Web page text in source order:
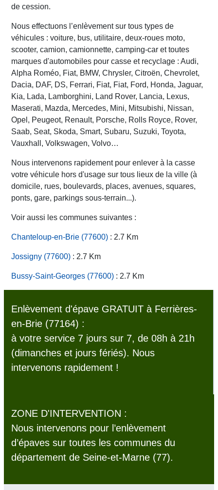
de cession.
Nous effectuons l’enlèvement sur tous types de
véhicules : voiture, bus, utilitaire, deux-roues moto,
scooter, camion, camionnette, camping-car et toutes
marques d'automobiles pour casse et recyclage : Audi,
Alpha Roméo, Fiat, BMW, Chrysler, Citroën, Chevrolet,
Dacia, DAF, DS, Ferrari, Fiat, Fiat, Ford, Honda, Jaguar,
Kia, Lada, Lamborghini, Land Rover, Lancia, Lexus,
Maserati, Mazda, Mercedes, Mini, Mitsubishi, Nissan,
Opel, Peugeot, Renault, Porsche, Rolls Royce, Rover,
Saab, Seat, Skoda, Smart, Subaru, Suzuki, Toyota,
Vauxhall, Volkswagen, Volvo…
Nous intervenons rapidement pour enlever à la casse
votre véhicule hors d'usage sur tous lieux de la ville (à
domicile, rues, boulevards, places, avenues, squares,
ponts, gare, parkings sous-terrain...).
Voir aussi les communes suivantes :
Chanteloup-en-Brie (77600) : 2.7 Km
Jossigny (77600) : 2.7 Km
Bussy-Saint-Georges (77600) : 2.7 Km
Enlèvement d'épave GRATUIT à Ferrières-
en-Brie (77164) :
à votre service 7 jours sur 7, de 08h à 21h
(dimanches et jours fériés). Nous
intervenons rapidement !
ZONE D'INTERVENTION :
Nous intervenons pour l’enlèvement
d’épaves sur toutes les communes du
département de Seine-et-Marne (77).